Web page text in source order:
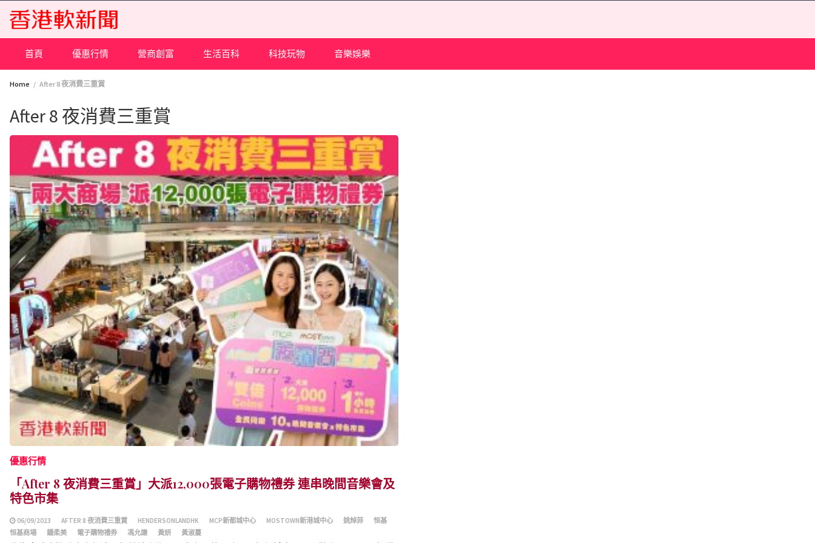
content
首頁 優惠行情 營商創富 生活百科 科技玩物 音樂娛樂
Home After 8 夜消費三重賞
After 8 夜消費三重賞
優惠行情
「After 8 夜消費三重賞」大派12,000張電子購物禮券 連串晚間音樂會及
特色市集
06/09/2023 AFTER 8 夜消費三重賞 HENDERSONLANDHK MCP新都城中心 MOSTOWN新港城中心 姚焯菲
恒基
恒基商場
鍾柔美 電子購物禮券 馮允謙 黃妍 黃淑蔓